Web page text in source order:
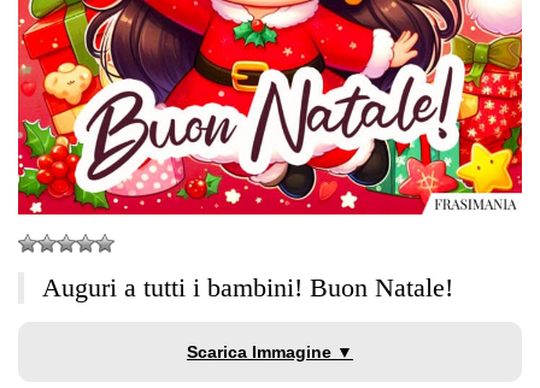
Auguri a tutti i bambini! Buon Natale!
Scarica Immagine ▼